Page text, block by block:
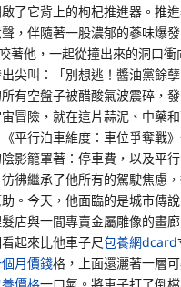
了它背上的枸杞推進器。推
聲，伴隨著一股濃郁的蔘味爆
著他，一起從撞出來的洞口衝
尖叫：「別想逃！醬油黨餘
所有空盤子被醋酸氣波震碎，
冒險，就在這片蒜泥、中藥
平行泊車維度：車位爭奪戰
影籠罩著：停車費，以及平
彿繼承了他所有的駕駛焦慮
。今天，他面臨的是城市傳
店與一間專賣金屬雕像的畫
起來比他車子尺包養網dcard
月價錢格，上面還灑著一層